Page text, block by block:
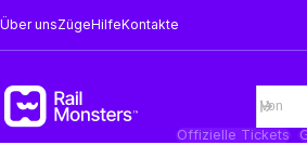
Über unsZügeHilfeKontakte
Offizielle Tickets